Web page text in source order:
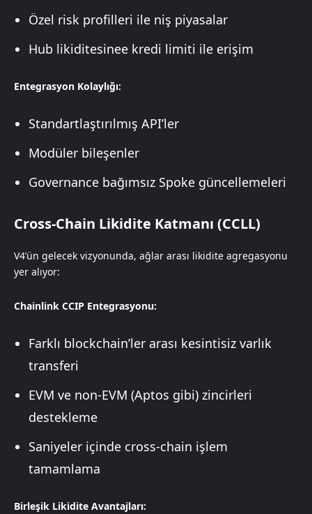
Özel risk profilleri ile niş piyasalar
Hub likiditesinee kredi limiti ile erişim
Entegrasyon Kolaylığı:
Standartlaştırılmış API’ler
Modüler bileşenler
Governance bağımsız Spoke güncellemeleri
Cross-Chain Likidite Katmanı (CCLL)
V4’ün gelecek vizyonunda, ağlar arası likidite agregasyonu
yer alıyor:
Chainlink CCIP Entegrasyonu:
Farklı blockchain’ler arası kesintisiz varlık
transferi
EVM ve non-EVM (Aptos gibi) zincirleri
destekleme
Saniyeler içinde cross-chain işlem
tamamlama
Birleşik Likidite Avantajları: